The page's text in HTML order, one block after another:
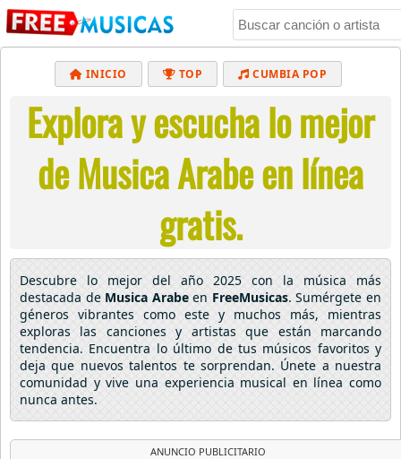
INICIO TOP CUMBIA POP
BACHATA MUSICA CRISTIANA
REGGAETON BALADAS ALTERNATIVO
ELECTRÓNICA CUMBIAS
Explora y escucha lo mejor
de Musica Arabe en línea
gratis.
Descubre lo mejor del año 2025 con la música más
destacada de Musica Arabeen FreeMusicas. Sumérgete en
géneros vibrantes como este y muchos más, mientras
exploras las canciones y artistas que están marcando
tendencia. Encuentra lo último de tus músicos favoritos y
deja que nuevos talentos te sorprendan. Únete a nuestra
comunidad y vive una experiencia musical en línea como
nunca antes.
ANUNCIO PUBLICITARIO